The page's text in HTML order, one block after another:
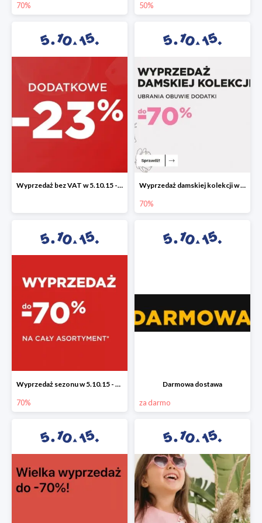
70% 50%
Wyprzedaż bez VAT w 5.10.15 - dodatkowe -23% rabatu Wyprzedaż damskiej kolekcji w 5.10.15 - ubrania, obuwie i dodatki do -70%
70%
Wyprzedaż sezonu w 5.10.15 - cały asortyment -70%
70%
Darmowa dostawa
za darmo